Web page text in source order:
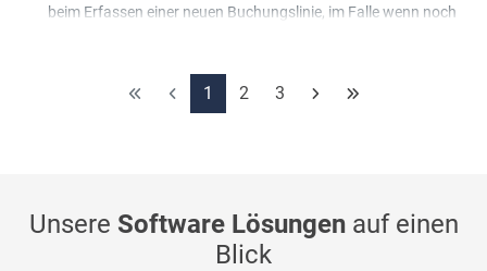
beim Erfassen einer neuen Buchungslinie, im Falle wenn noch
Die luxemburgische periodische MwSt.-Erklärung, sowie die
1 2 3
Unsere Software Lösungenauf einen
Blick